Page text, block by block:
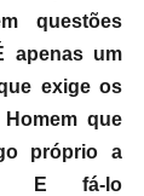
questões
apenas um
exige os
que
próprio a
E fá-lo